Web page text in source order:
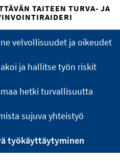
TAITEEN TURVA- JA
velvollisuudet ja oikeudet
ja hallitse työn riskit
hetki turvallisuutta
sujuva yhteistyö
työkäyttäytyminen